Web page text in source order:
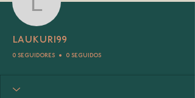
laukuri99
laukuri99
0 seguidores 0 seguidos